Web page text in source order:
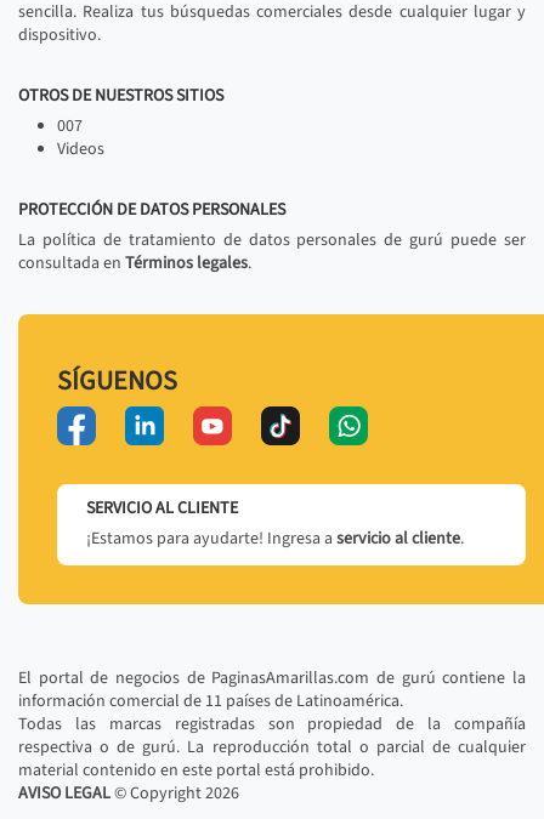
sencilla. Realiza tus búsquedas comerciales desde cualquier lugar y
dispositivo.
OTROS DE NUESTROS SITIOS
007
Videos
PROTECCIÓN DE DATOS PERSONALES
La política de tratamiento de datos personales de gurú puede ser
consultada en Términos legales.
SÍGUENOS
SERVICIO AL CLIENTE
¡Estamos para ayudarte! Ingresa a servicio al cliente.
El portal de negocios de PaginasAmarillas.com de gurú contiene la
información comercial de 11 países de Latinoamérica.
Todas las marcas registradas son propiedad de la compañía
respectiva o de gurú. La reproducción total o parcial de cualquier
material contenido en este portal está prohibido.
AVISO LEGAL© Copyright2026